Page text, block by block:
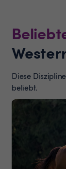
Diese
beliebt.